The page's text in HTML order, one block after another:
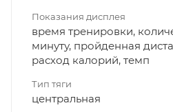
Показания дисплея
время тренировки,
минуту, пройденная
расход калорий, темп
Тип тяги
центральная